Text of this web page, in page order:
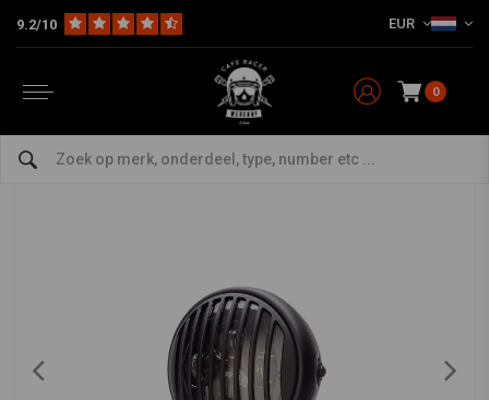
9.2/10 EUR
0
The Bike Verlichting 7 "Matzwarte multi-projector LED-koplamp + Vent Cover
7 "Matzwarte multi-projector LED-koplamp +
Vent Cover